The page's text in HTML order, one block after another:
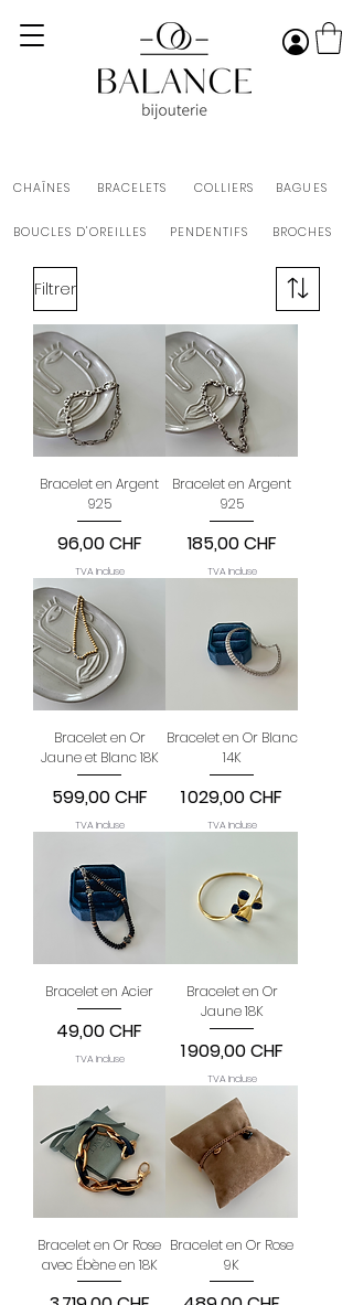
CHAÎNES BRACELETS COLLIERS
BOUCLES D'OREILLES PENDENTIFS
BAGUES
BROCHES
Filtrer
Bracelet en Argent
925
Prix
96,00 CHF
TVA Incluse
Bracelet en Argent
925
Prix
185,00 CHF
TVA Incluse
Bracelet en Or
Jaune et Blanc 18K
Prix
599,00 CHF
TVA Incluse
Bracelet en Or Blanc
14K
Prix
1 029,00 CHF
TVA Incluse
Bracelet en Acier
Prix
49,00 CHF
TVA Incluse
Bracelet en Or
Jaune 18K
Prix
1 909,00 CHF
TVA Incluse
Bracelet en Or Rose
avec Ébène en 18K
Bracelet en Or Rose
9K